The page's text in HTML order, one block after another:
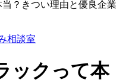
？きつい理由と優良企業
相談室
ックって本